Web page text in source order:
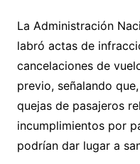
La Administración
labró actas de
cancelaciones de
previo, señalando
quejas de pasajeros
incumplimientos por
podrían dar lugar a